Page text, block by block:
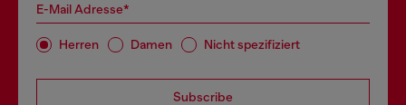
E-Mail Adresse*
Herren Damen Nicht spezifiziert
Subscribe